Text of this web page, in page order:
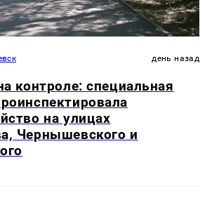
день назад
контроле: специальная
на улицах
Чернышевского и